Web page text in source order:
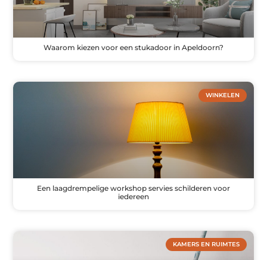
Waarom kiezen voor een stukadoor in Apeldoorn?
WINKELEN
Een laagdrempelige workshop servies schilderen voor
iedereen
KAMERS EN RUIMTES